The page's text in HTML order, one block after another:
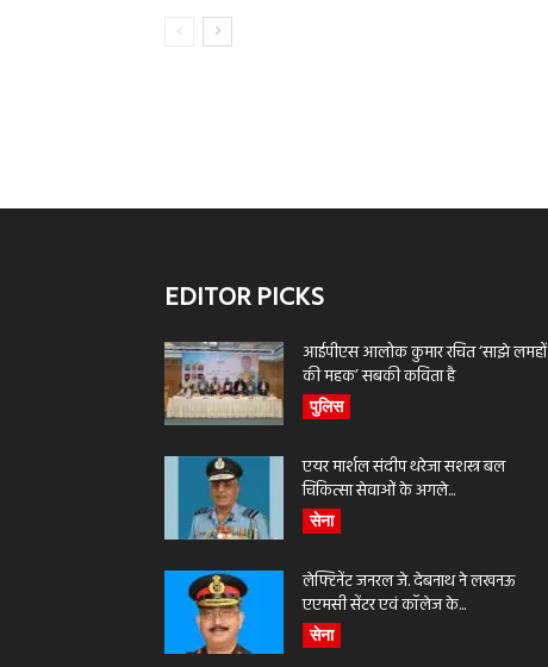
EDITOR PICKS
आईपीएस आलोक कुमार रचित ‘साझे लमहों
की महक’ सबकी कविता है
पुलिस
एयर मार्शल संदीप थरेजा सशस्त्र बल
चिकित्सा सेवाओं के अगले...
सेना
लेफ्टिनेंट जनरल जे. देबनाथ ने लखनऊ
एएमसी सेंटर एवं कॉलेज के...
सेना